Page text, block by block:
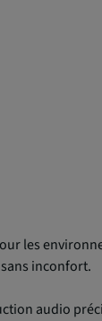
les
inconfort.
audio